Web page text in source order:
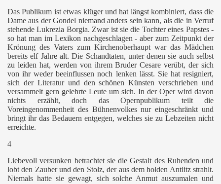
Das Publikum ist etwas klüger und hat längst kombiniert, dass die
Dame aus der Gondel niemand anders sein kann, als die in Verruf
stehende Lukrezia Borgia. Zwar ist sie die Tochter eines Papstes -
so hat man im Lexikon nachgeschlagen - aber zum Zeitpunkt der
Krönung des Vaters zum Kirchenoberhaupt war das Mädchen
bereits elf Jahre alt. Die Schandtaten, unter denen sie auch selbst
zu leiden hat, werden von ihrem Bruder Cesare verübt, der sich
von ihr weder beeinflussen noch lenken lässt. Sie hat resigniert,
sich der Literatur und den schönen Künsten verschrieben und
versammelt gern gelehrte Leute um sich. In der Oper wird davon
nichts erzählt, doch das Opernpublikum teilt die
Voreingenommenheit des Bühnenvolkes nur eingeschränkt und
bringt ihr das Bedauern entgegen, welches sie zu Lebzeiten nicht
erreichte.
4
Liebevoll versunken betrachtet sie die Gestalt des Ruhenden und
lobt den Zauber und den Stolz, der aus dem holden Antlitz strahlt.
Niemals hatte sie gewagt, sich solche Anmut auszumalen und